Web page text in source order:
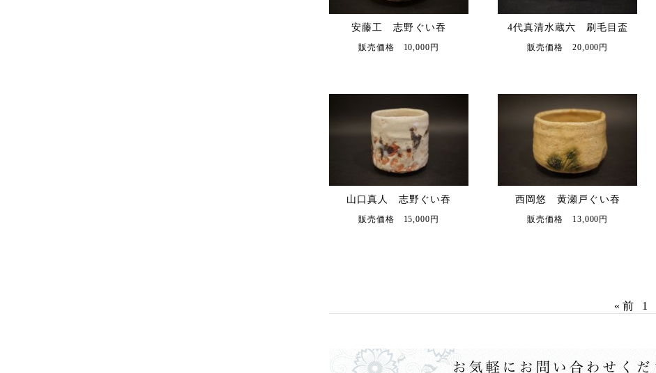
安藤工 志野ぐい吞
販売価格 10,000円
4代真清水蔵六 刷毛目盃
販売価格 20,000円
山口真人 志野ぐい吞
販売価格 15,000円
西岡悠 黄瀬戸ぐい吞
販売価格 13,000円
« 前 1